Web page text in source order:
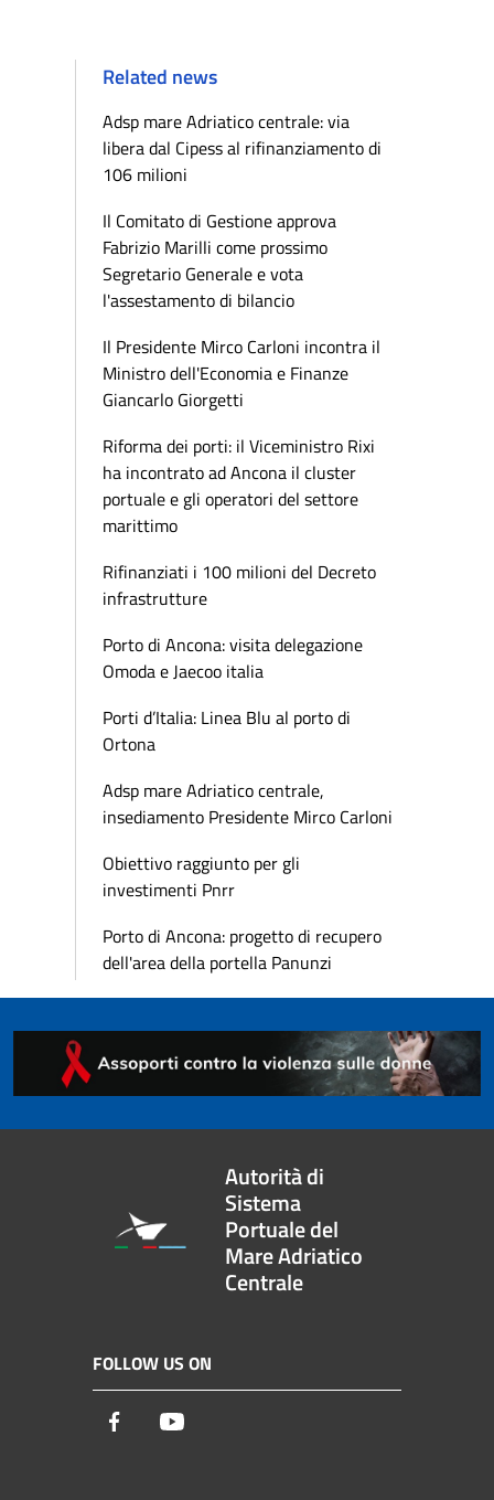
Related news
Adsp mare Adriatico centrale: via
libera dal Cipess al rifinanziamento di
106 milioni
Il Comitato di Gestione approva
Fabrizio Marilli come prossimo
Segretario Generale e vota
l'assestamento di bilancio
Il Presidente Mirco Carloni incontra il
Ministro dell'Economia e Finanze
Giancarlo Giorgetti
Riforma dei porti: il Viceministro Rixi
ha incontrato ad Ancona il cluster
portuale e gli operatori del settore
marittimo
Rifinanziati i 100 milioni del Decreto
infrastrutture
Porto di Ancona: visita delegazione
Omoda e Jaecoo italia
Porti d’Italia: Linea Blu al porto di
Ortona
Adsp mare Adriatico centrale,
insediamento Presidente Mirco Carloni
Obiettivo raggiunto per gli
investimenti Pnrr
Porto di Ancona: progetto di recupero
dell'area della portella Panunzi
Autorità di
Sistema
Portuale del
Mare Adriatico
Centrale
FOLLOW US ON
Facebook